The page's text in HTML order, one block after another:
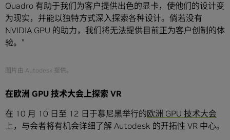
Quadro 有助于我们为客户提供出色的显卡，使他们的设计变
为现实，并能以独特方式深入探索各种设计。倘若没有
NVIDIA GPU 的助力，我们将无法提供目前正为客户创制的体
验。”
图片由 Autodesk 提供。
在欧洲 GPU 技术大会上探索 VR
在 10 月 10 日至 12 日于慕尼黑举行的欧洲 GPU 技术大会
上，与会者将有机会详细了解 Autodesk 的开拓性 VR 中心。